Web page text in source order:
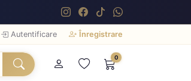
Autentificare Înregistrare
0